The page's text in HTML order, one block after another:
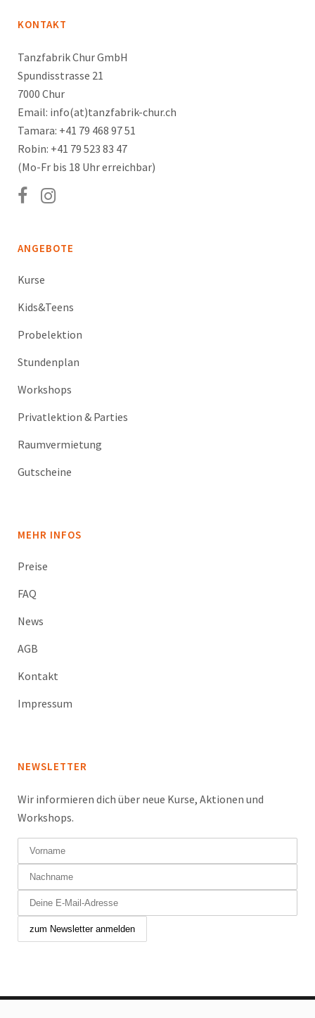
KONTAKT
Tanzfabrik Chur GmbH
Spundisstrasse 21
7000 Chur
Email: info(at)tanzfabrik-chur.ch
Tamara: +41 79 468 97 51
Robin: +41 79 523 83 47
(Mo-Fr bis 18 Uhr erreichbar)
ANGEBOTE
Kurse
Kids&Teens
Probelektion
Stundenplan
Workshops
Privatlektion & Parties
Raumvermietung
Gutscheine
MEHR INFOS
Preise
FAQ
News
AGB
Kontakt
Impressum
NEWSLETTER
Wir informieren dich über neue Kurse, Aktionen und
Workshops.